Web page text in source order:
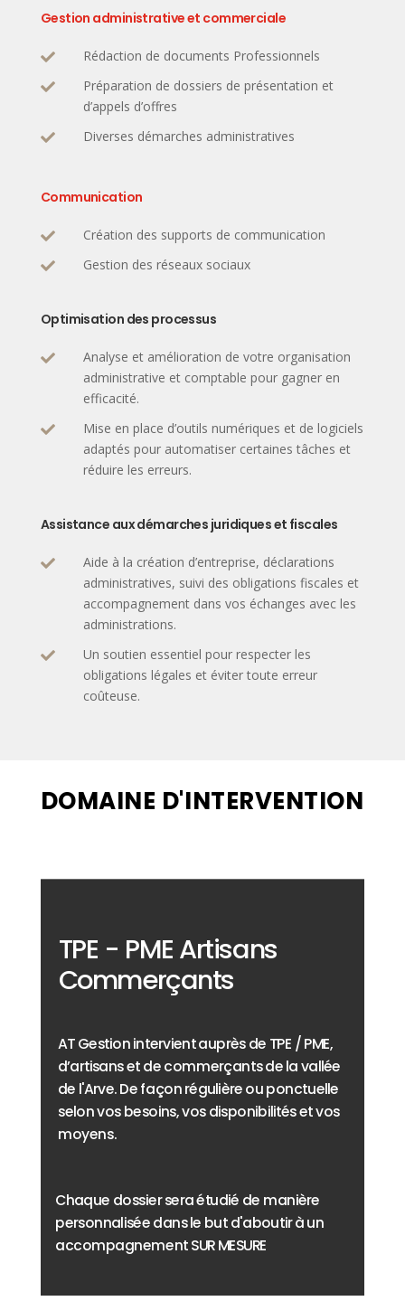
Gestion administrative et commerciale
 Rédaction de documents Professionnels

Préparation de dossiers de présentation et
d’appels d’offres
 Diverses démarches administratives
Communication
 Création des supports de communication
 Gestion des réseaux sociaux
Optimisation des processus

Analyse et amélioration de votre organisation
administrative et comptable pour gagner en
efficacité.

Mise en place d’outils numériques et de logiciels
adaptés pour automatiser certaines tâches et
réduire les erreurs.
Assistance aux démarches juridiques et fiscales

Aide à la création d’entreprise, déclarations
administratives, suivi des obligations fiscales et
accompagnement dans vos échanges avec les
administrations.

Un soutien essentiel pour respecter les
obligations légales et éviter toute erreur
coûteuse.
DOMAINE D'INTERVENTION
TPE - PME Artisans
Commerçants
AT Gestion intervient auprès de TPE / PME,
d’artisans et de commerçants de la vallée
de l'Arve. De façon régulière ou ponctuelle
selon vos besoins, vos disponibilités et vos
moyens.
Chaque dossier sera étudié de manière
personnalisée dans le but d'aboutir à un
accompagnement SUR MESURE